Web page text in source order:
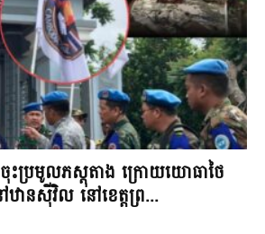
ចុះប្រមូលភស្តុតាង ក្រោយយោធាថៃ
ានស៊ីវិល នៅខេត្តព្រ...